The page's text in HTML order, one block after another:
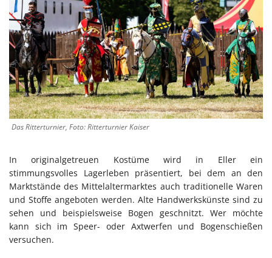
Das Ritterturnier, Foto: Ritterturnier Kaiser
In originalgetreuen Kostüme wird in Eller ein
stimmungsvolles Lagerleben präsentiert, bei dem an den
Marktstände des Mittelaltermarktes auch traditionelle Waren
und Stoffe angeboten werden. Alte Handwerkskünste sind zu
sehen und beispielsweise Bogen geschnitzt. Wer möchte
kann sich im Speer- oder Axtwerfen und Bogenschießen
versuchen.